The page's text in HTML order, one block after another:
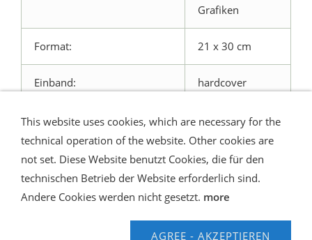
Grafiken
Format: 21 x 30 cm
Einband: hardcover
Shipping and Payment
AGB / Terms
Widerrufsrecht
Datenschutz
Verbraucherhinweise
Contact us
Hilfe
This website uses cookies, which are necessary for the
technical operation of the website. Other cookies are
not set. Diese Website benutzt Cookies, die für den
technischen Betrieb der Website erforderlich sind.
Andere Cookies werden nicht gesetzt. more
AGREE - AKZEPTIEREN